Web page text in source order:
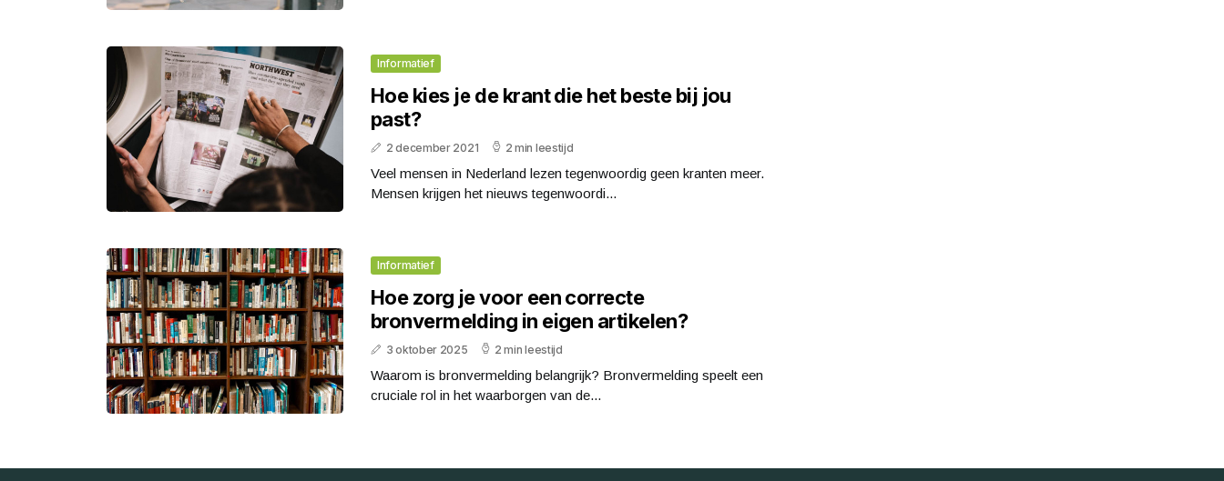
Informatief
Hoe kies je de krant die het beste bij jou
past?
2 december 2021 2 min leestijd
Veel mensen in Nederland lezen tegenwoordig geen kranten meer.
Mensen krijgen het nieuws tegenwoordi...
Informatief
Hoe zorg je voor een correcte
bronvermelding in eigen artikelen?
3 oktober 2025 2 min leestijd
Waarom is bronvermelding belangrijk? Bronvermelding speelt een
cruciale rol in het waarborgen van de...